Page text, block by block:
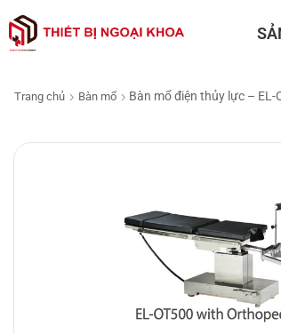
Trang chủ Bàn mổ Bàn mổ điện thủy lực – EL-